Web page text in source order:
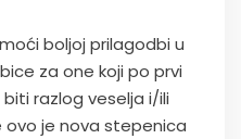
boljoj prilagodbi u
za one koji po prvi
razlog veselja i/ili
ovo je nova stepenica